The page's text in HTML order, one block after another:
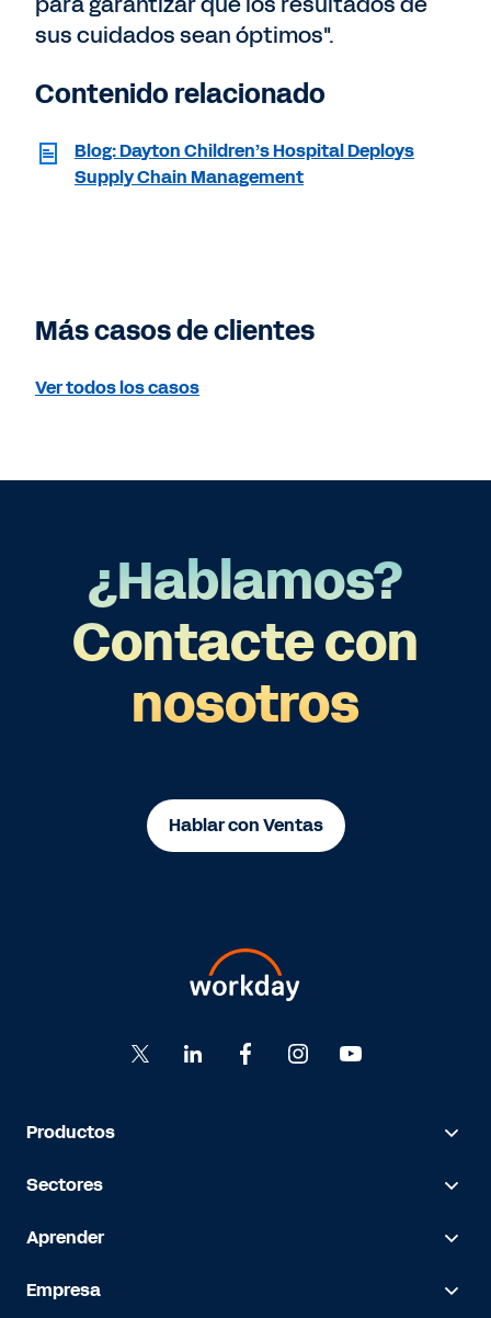
sus cuidados sean óptimos".
Contenido relacionado
Blog: Dayton Children’s Hospital Deploys
Supply Chain Management
Más casos de clientes
Ver todos los casos
¿Hablamos?
Contacte con
nosotros
Hablar con Ventas
Productos
Sectores
Aprender
Empresa